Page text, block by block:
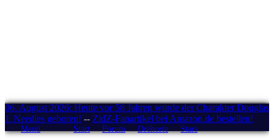
06. August 2026: Heute vor 58 Jahren wurde der Charakter Douglas
J. Needles geboren! -- ZidZ-Fanartikel bei Amazon.de bestellen!
Menü Start Forum Drehorte Stars